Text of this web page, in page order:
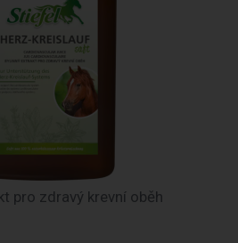
pro zdravý krevní oběh